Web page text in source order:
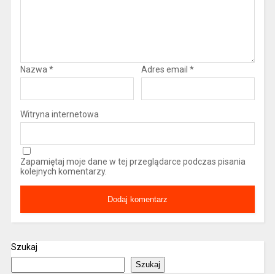
Nazwa * Adres email *
Witryna internetowa
Zapamiętaj moje dane w tej przeglądarce podczas pisania
kolejnych komentarzy.
Szukaj
Szukaj